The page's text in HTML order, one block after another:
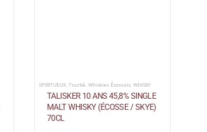
SPIRITUEUX,Tourbé,Whiskies Écossais,WHISKY
TALISKER 10 ANS 45,8% SINGLE
MALT WHISKY (ÉCOSSE / SKYE)
70CL